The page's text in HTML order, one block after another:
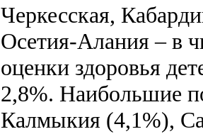
Черкесская,
Осетия-Алания – в
оценки здоровья
2,8%. Наибольшие
Калмыкия (4,1%),